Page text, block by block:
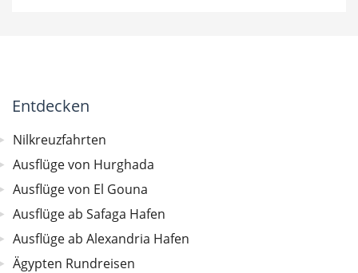
Entdecken
Nilkreuzfahrten
Ausflüge von Hurghada
Ausflüge von El Gouna
Ausflüge ab Safaga Hafen
Ausflüge ab Alexandria Hafen
Ägypten Rundreisen